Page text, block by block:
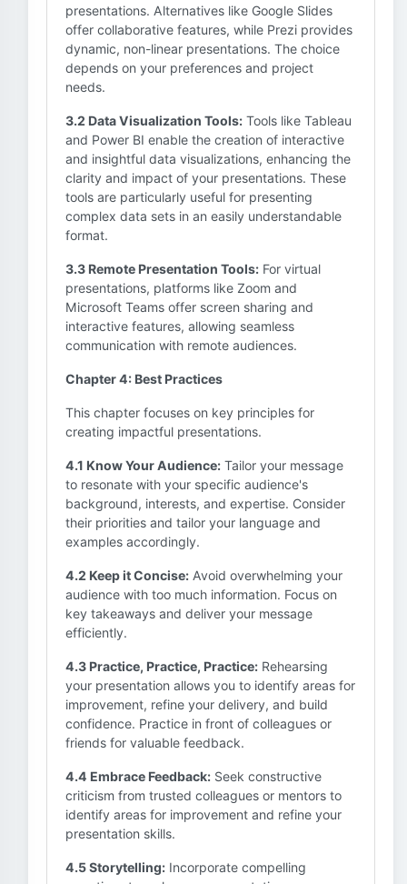
presentations. Alternatives like Google Slides
offer collaborative features, while Prezi provides
dynamic, non-linear presentations. The choice
depends on your preferences and project
needs.
3.2 Data Visualization Tools: Tools like Tableau
and Power BI enable the creation of interactive
and insightful data visualizations, enhancing the
clarity and impact of your presentations. These
tools are particularly useful for presenting
complex data sets in an easily understandable
format.
3.3 Remote Presentation Tools: For virtual
presentations, platforms like Zoom and
Microsoft Teams offer screen sharing and
interactive features, allowing seamless
communication with remote audiences.
Chapter 4: Best Practices
This chapter focuses on key principles for
creating impactful presentations.
4.1 Know Your Audience: Tailor your message
to resonate with your specific audience's
background, interests, and expertise. Consider
their priorities and tailor your language and
examples accordingly.
4.2 Keep it Concise: Avoid overwhelming your
audience with too much information. Focus on
key takeaways and deliver your message
efficiently.
4.3 Practice, Practice, Practice: Rehearsing
your presentation allows you to identify areas for
improvement, refine your delivery, and build
confidence. Practice in front of colleagues or
friends for valuable feedback.
4.4 Embrace Feedback: Seek constructive
criticism from trusted colleagues or mentors to
identify areas for improvement and refine your
presentation skills.
4.5 Storytelling: Incorporate compelling